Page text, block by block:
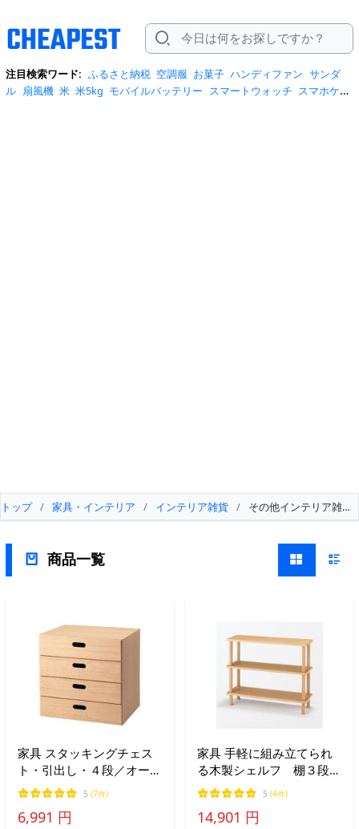
注目検索ワード: ふるさと納税 空調服 お菓子 ハンディファン サンダ
ル 扇風機 米 米5kg モバイルバッテリー スマートウォッチ スマホケー
トップ / 家具・インテリア / インテリア雑貨 / その他インテリア雑貨
商品一覧
家具 スタッキングチェス
ト・引出し・４段／オーク
材突板 幅３７×奥行２８
×高さ３７ｃｍ
5 (7件)
6,991 円
家具 手軽に組み立てられ
る木製シェルフ 棚３段
オーク材突板 約幅８８×
奥行２８．２×高さ７２ｃ
ｍ
5 (4件)
14,901 円